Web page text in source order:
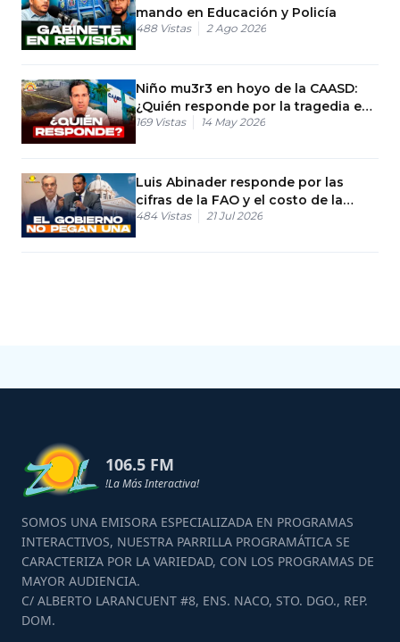
mando en Educación y Policía
488 Vistas 2 Ago 2026
Niño mu3r3 en hoyo de la CAASD:
¿Quién responde por la tragedia en
La Grúa?
169 Vistas 14 May 2026
Luis Abinader responde por las
cifras de la FAO y el costo de la
canasta básica
484 Vistas 21 Jul 2026
106.5 FM
!La Más Interactiva!
SOMOS UNA EMISORA ESPECIALIZADA EN PROGRAMAS
INTERACTIVOS, NUESTRA PARRILLA PROGRAMÁTICA SE
CARACTERIZA POR LA VARIEDAD, CON LOS PROGRAMAS DE
MAYOR AUDIENCIA.
C/ ALBERTO LARANCUENT #8, ENS. NACO, STO. DGO., REP.
DOM.